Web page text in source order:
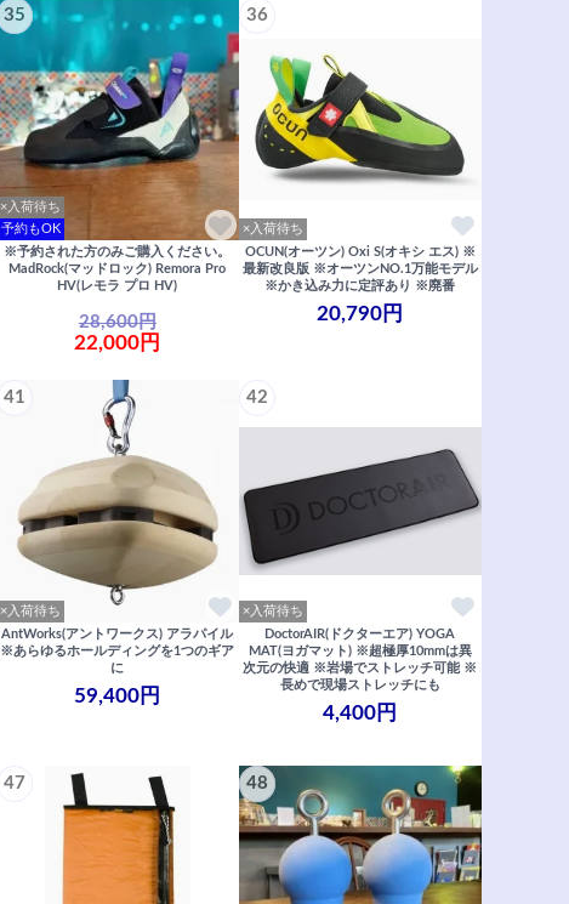
35
×入荷待ち
予約もOK
※予約された方のみご購入ください。
MadRock(マッドロック) Remora Pro
HV(レモラ プロ HV)
28,600円
22,000円
36
×入荷待ち
OCUN(オーツン) Oxi S(オキシ エス) ※
最新改良版 ※オーツンNO.1万能モデル
※かき込み力に定評あり ※廃番
20,790円
41
×入荷待ち
AntWorks(アントワークス) アラパイル
※あらゆるホールディングを1つのギア
に
59,400円
42
×入荷待ち
DoctorAIR(ドクターエア) YOGA
MAT(ヨガマット) ※超極厚10mmは異
次元の快適 ※岩場でストレッチ可能 ※
長めで現場ストレッチにも
4,400円
47 48